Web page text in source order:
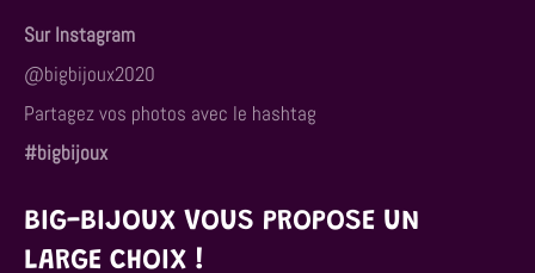
Sur Instagram
@bigbijoux2020
Partagez vos photos avec le hashtag
#bigbijoux
BIG-BIJOUX VOUS PROPOSE UN
LARGE CHOIX !